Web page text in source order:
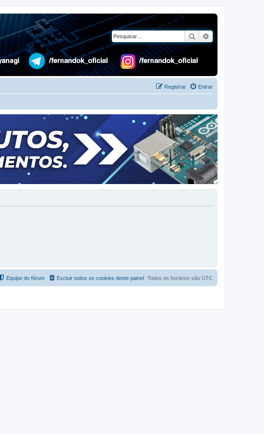
Pesquisar
Entrar
Registrar
Todos os horários são UTC
Excluir todos os cookies deste painel
Equipe do fórum